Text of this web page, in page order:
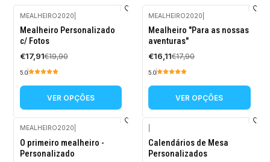
-10%
DESCONTO
MEALHEIRO2020
Mealheiro Personalizado
c/ Fotos
€17,91€19,90
5.0
VER OPÇÕES
-10%
DESCONTO
MEALHEIRO2020
Mealheiro "Para as nossas
aventuras"
€16,11€17,90
5.0
VER OPÇÕES
-10%
DESCONTO
MEALHEIRO2020
O primeiro mealheiro -
Personalizado
-10%
DESCONTO
Calendários de Mesa
Personalizados